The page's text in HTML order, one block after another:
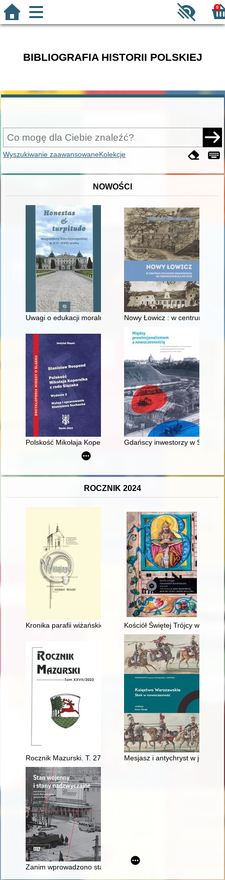
0
BIBLIOGRAFIA HISTORII POLSKIEJ
Wyszukiwanie zaawansowaneKolekcje
NOWOŚCI
Uwagi o edukacji moralnej synów szlacheckich w XVI-
Nowy Łowicz : w centrum
Polskość Mikołaja Kopernika z rodu Ślązaka
Gdańscy inwestorzy w
ROCZNIK 2024
Kronika parafii wiżańskiej Kościół Świętej Trójcy w
Rocznik Mazurski. T. 27 (2023) Mesjasz i antychryst w jednej
Zanim wprowadzono stan wojenny : przymiarki do